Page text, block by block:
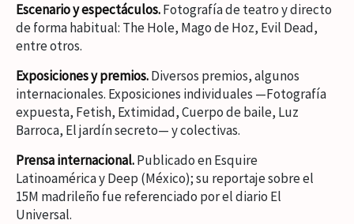
Escenario y espectáculos.Fotografía de teatro y directo
de forma habitual: The Hole, Mago de Hoz, Evil Dead,
entre otros.
Exposiciones y premios.Diversos premios, algunos
internacionales. Exposiciones individuales —Fotografía
expuesta, Fetish, Extimidad, Cuerpo de baile, Luz
Barroca, El jardín secreto— y colectivas.
Prensa internacional.Publicado en Esquire
Latinoamérica y Deep (México); su reportaje sobre el
15M madrileño fue referenciado por el diario El
Universal.